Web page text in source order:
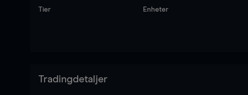
Tier Enheter
Tradingdetaljer